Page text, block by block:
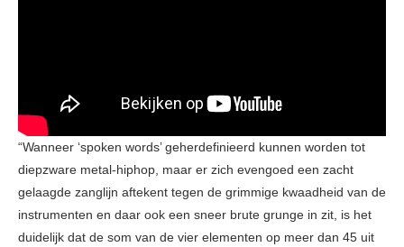
“Wanneer ‘spoken words’ geherdefinieerd kunnen worden tot
diepzware metal-hiphop, maar er zich evengoed een zacht
gelaagde zanglijn aftekent tegen de grimmige kwaadheid van de
instrumenten en daar ook een sneer brute grunge in zit, is het
duidelijk dat de som van de vier elementen op meer dan 45 uit